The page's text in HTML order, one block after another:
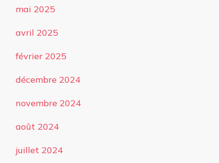
mai 2025
avril 2025
février 2025
décembre 2024
novembre 2024
août 2024
juillet 2024